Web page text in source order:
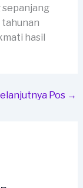
sepanjang
tahunan
hasil
Pos →